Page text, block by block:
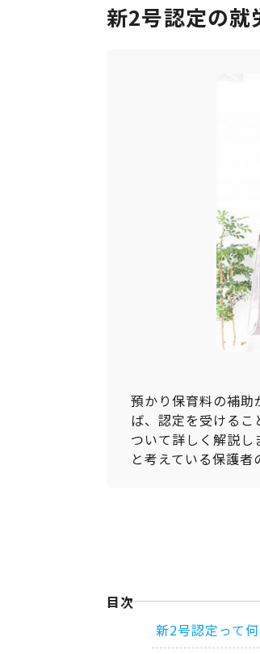
新2号認定の就
預かり保育料の補
ば、認定を受ける
ついて詳しく解説
と考えている保護者
目次
新2号認定って何